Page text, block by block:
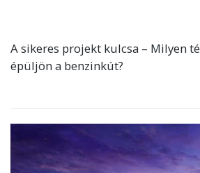
A sikeres projekt kulcsa – Milyen
épüljön a benzinkút?